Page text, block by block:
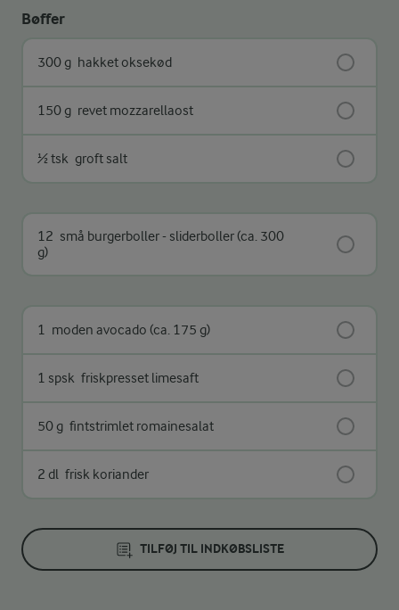
Bøffer
300 g hakket oksekød
150 g revet mozzarellaost
½ tsk groft salt
12 små burgerboller - sliderboller (ca. 300
g)
1 moden avocado (ca. 175 g)
1 spsk friskpresset limesaft
50 g fintstrimlet romainesalat
2 dl frisk koriander
TILFØJ TIL INDKØBSLISTE